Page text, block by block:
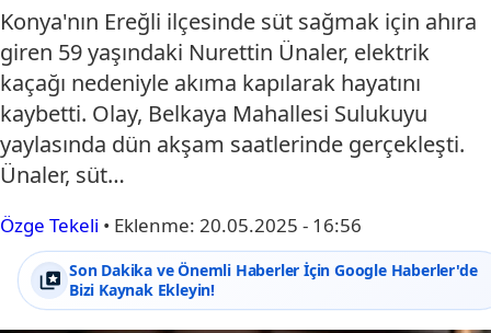
Konya'nın Ereğli ilçesinde süt sağmak için ahıra
giren 59 yaşındaki Nurettin Ünaler, elektrik
kaçağı nedeniyle akıma kapılarak hayatını
kaybetti. Olay, Belkaya Mahallesi Sulukuyu
yaylasında dün akşam saatlerinde gerçekleşti.
Ünaler, süt…
Özge Tekeli • Eklenme: 20.05.2025 - 16:56
Son Dakika ve Önemli Haberler İçin Google Haberler'de
Bizi Kaynak Ekleyin!